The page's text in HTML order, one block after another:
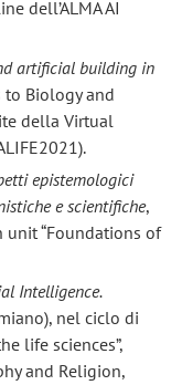
dell’ALMA AI
artificial building in
to Biology and
della Virtual
epistemologici
e scientifiche,
unit “Foundations of
Intelligence.
nel ciclo di
life sciences”,
and Religion,